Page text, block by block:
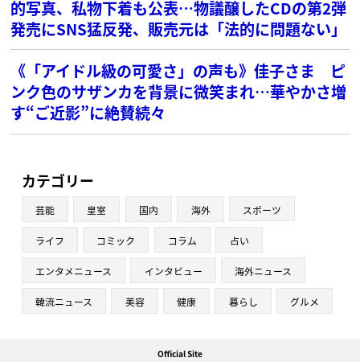
的写真、私物下着も公表…物議醸したCDの第2弾
発売にSNS猛反発、販売元は「法的に問題ない」
《「アイドル級の可愛さ」の声も》佳子さま ピ
ンク色のサザンカを背景に微笑まれ…華やかさ増
す“ご近影”に絶賛続々
カテゴリー
芸能 皇室 国内 海外 スポーツ
ライフ コミック コラム 占い
エンタメニュース インタビュー 海外ニュース
韓流ニュース 美容 健康 暮らし グルメ
Official Site